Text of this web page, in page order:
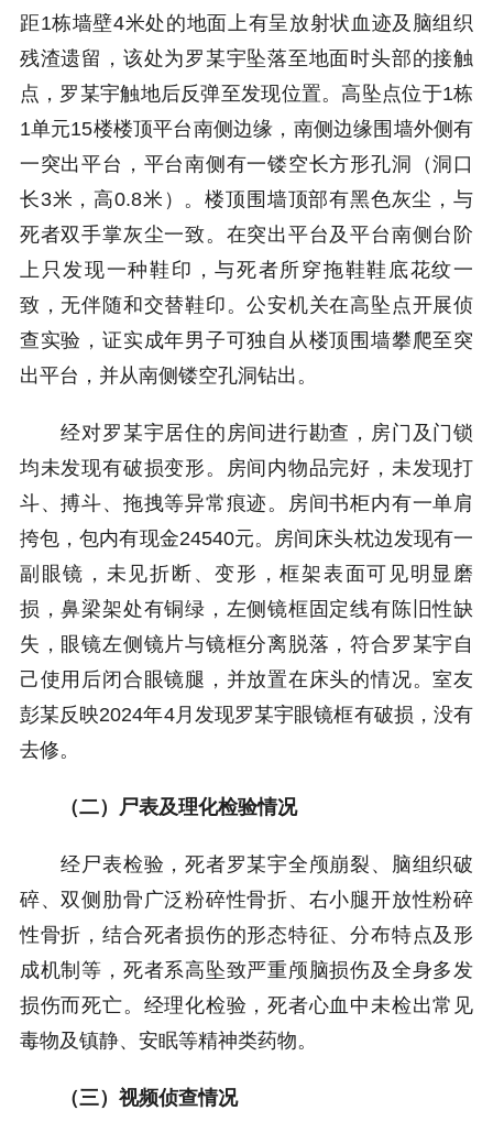
距1栋墙壁4米处的地面上有呈放射状血迹及脑组织
残渣遗留，该处为罗某宇坠落至地面时头部的接触
点，罗某宇触地后反弹至发现位置。高坠点位于1栋
1单元15楼楼顶平台南侧边缘，南侧边缘围墙外侧有
一突出平台，平台南侧有一镂空长方形孔洞（洞口
长3米，高0.8米）。楼顶围墙顶部有黑色灰尘，与
死者双手掌灰尘一致。在突出平台及平台南侧台阶
上只发现一种鞋印，与死者所穿拖鞋鞋底花纹一
致，无伴随和交替鞋印。公安机关在高坠点开展侦
查实验，证实成年男子可独自从楼顶围墙攀爬至突
出平台，并从南侧镂空孔洞钻出。
经对罗某宇居住的房间进行勘查，房门及门锁
均未发现有破损变形。房间内物品完好，未发现打
斗、搏斗、拖拽等异常痕迹。房间书柜内有一单肩
挎包，包内有现金24540元。房间床头枕边发现有一
副眼镜，未见折断、变形，框架表面可见明显磨
损，鼻梁架处有铜绿，左侧镜框固定线有陈旧性缺
失，眼镜左侧镜片与镜框分离脱落，符合罗某宇自
己使用后闭合眼镜腿，并放置在床头的情况。室友
彭某反映2024年4月发现罗某宇眼镜框有破损，没有
去修。
（二）尸表及理化检验情况
经尸表检验，死者罗某宇全颅崩裂、脑组织破
碎、双侧肋骨广泛粉碎性骨折、右小腿开放性粉碎
性骨折，结合死者损伤的形态特征、分布特点及形
成机制等，死者系高坠致严重颅脑损伤及全身多发
损伤而死亡。经理化检验，死者心血中未检出常见
毒物及镇静、安眠等精神类药物。
（三）视频侦查情况